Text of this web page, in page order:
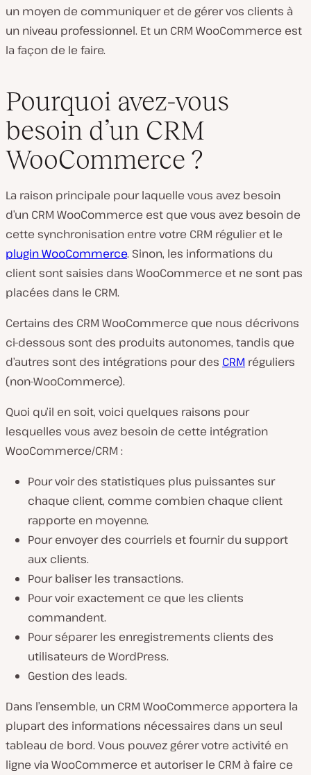
un moyen de communiquer et de gérer vos clients à
un niveau professionnel. Et un CRM WooCommerce est
la façon de le faire.
Pourquoi avez-vous
besoin d’un CRM
WooCommerce ?
La raison principale pour laquelle vous avez besoin
d’un CRM WooCommerce est que vous avez besoin de
cette synchronisation entre votre CRM régulier et le
plugin WooCommerce. Sinon, les informations du
client sont saisies dans WooCommerce et ne sont pas
placées dans le CRM.
Certains des CRM WooCommerce que nous décrivons
ci-dessous sont des produits autonomes, tandis que
d’autres sont des intégrations pour des CRM réguliers
(non-WooCommerce).
Quoi qu’il en soit, voici quelques raisons pour
lesquelles vous avez besoin de cette intégration
WooCommerce/CRM :
Pour voir des statistiques plus puissantes sur
chaque client, comme combien chaque client
rapporte en moyenne.
Pour envoyer des courriels et fournir du support
aux clients.
Pour baliser les transactions.
Pour voir exactement ce que les clients
commandent.
Pour séparer les enregistrements clients des
utilisateurs de WordPress.
Gestion des leads.
Dans l’ensemble, un CRM WooCommerce apportera la
plupart des informations nécessaires dans un seul
tableau de bord. Vous pouvez gérer votre activité en
ligne via WooCommerce et autoriser le CRM à faire ce